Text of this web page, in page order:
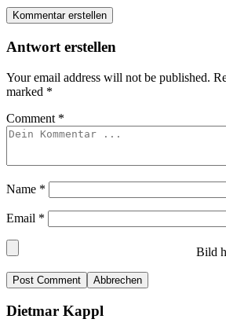
Kommentar erstellen
Antwort erstellen
Your email address will not be published.
marked *
Comment *
Name *
Email *
Bild
Abbrechen
Dietmar Kappl